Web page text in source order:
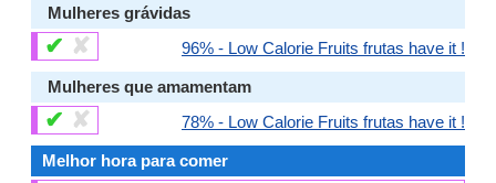
Mulheres grávidas
✔ ✘ 96% - Low Calorie Fruits frutas have it !
Mulheres que amamentam
✔ ✘ 78% - Low Calorie Fruits frutas have it !
Melhor hora para comer